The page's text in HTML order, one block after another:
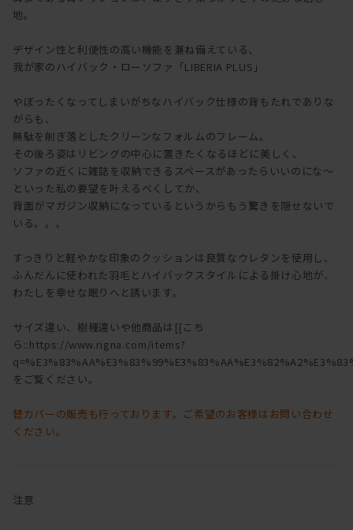
地。
デザイン性と利便性の高い機能を兼ね備えている、
我が家のハイバック・ローソファ「LIBERIA PLUS」
やぼったくなってしまいがちなハイバック仕様の背もたれでありな
がらも、
無駄を削ぎ落としたクリーンなフォルムのフレーム。
その後ろ姿はリビングの中心に置きたくなるほどに美しく、
ソファの近くに雑誌を収納できるスペースがあったらいいのにな～
といった私の要望を叶えるべくしてか、
背面がマガジン収納になっているというからもう驚きを隠せないで
いる。。。
すっきりと軽やかな印象のクッションは良質なウレタンを使用し、
ふんだんに使われた羽毛とハイバックスタイルによる掛け心地が、
わたしを幸せな眠りへと誘います。
サイズ違い、樹種違いや他商品は[[こち
ら::https://www.rigna.com/items?
をご覧ください。
替カバーの販売も行っております。ご希望のお客様はお問い合わせ
ください。
注意